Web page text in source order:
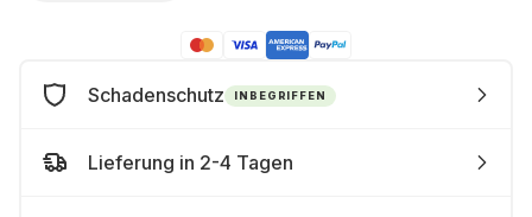
Schadenschutz INBEGRIFFEN
Lieferung in 2-4 Tagen